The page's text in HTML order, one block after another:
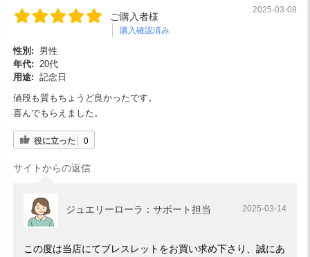
ご購入者様
購入確認済み
2025-03-08
性別:
男性
年代:
20代
用途: 記念日
値段も質もちょうど良かったです。
喜んでもらえました。
役に立った 0
サイトからの返信
ジュエリーローラ：サポート担当 2025-03-14
この度は当店にてブレスレットをお買い求め下さり、誠にあ